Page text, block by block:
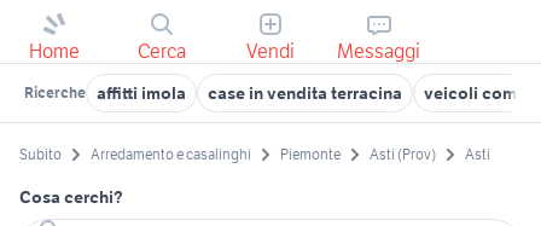
Home Cerca Vendi Messaggi
Ricerche affitti imola case in vendita terracina veicoli
Subito Arredamento e casalinghi Piemonte Asti (Prov) Asti
Cosa cerchi?